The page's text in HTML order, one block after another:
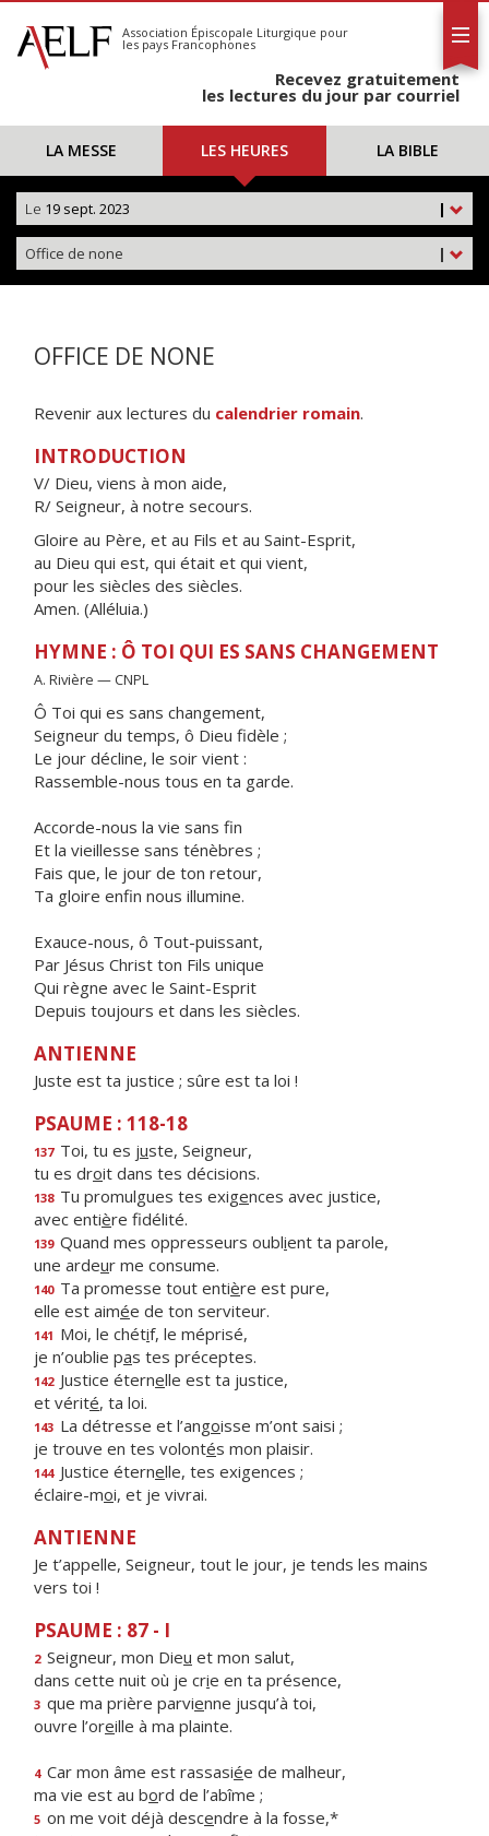
S'abonner
Calendrier
Association Épiscopale Liturgique pour
les pays Francophones
Recevez gratuitement
les lectures du jour par courriel
LA MESSE LES HEURES LA BIBLE
|
Le 19 sept. 2023
|
Office de none
OFFICE DE NONE
Revenir aux lectures du calendrier romain.
INTRODUCTION
V/ Dieu, viens à mon aide,
R/ Seigneur, à notre secours.
Gloire au Père, et au Fils et au Saint-Esprit,
au Dieu qui est, qui était et qui vient,
pour les siècles des siècles.
Amen. (Alléluia.)
HYMNE : Ô TOI QUI ES SANS CHANGEMENT
A. Rivière — CNPL
Ô Toi qui es sans changement,
Seigneur du temps, ô Dieu fidèle ;
Le jour décline, le soir vient :
Rassemble-nous tous en ta garde.
Accorde-nous la vie sans fin
Et la vieillesse sans ténèbres ;
Fais que, le jour de ton retour,
Ta gloire enfin nous illumine.
Exauce-nous, ô Tout-puissant,
Par Jésus Christ ton Fils unique
Qui règne avec le Saint-Esprit
Depuis toujours et dans les siècles.
ANTIENNE
Juste est ta justice ; sûre est ta loi !
PSAUME : 118-18
137 Toi, tu es juste, Seigneur,
tu es droit dans tes décisions.
138 Tu promulgues tes exigences avec justice,
avec entière fidélité.
139 Quand mes oppresseurs oublient ta parole,
une ardeur me consume.
140 Ta promesse tout entière est pure,
elle est aimée de ton serviteur.
141 Moi, le chétif, le méprisé,
je n’oublie pas tes préceptes.
142 Justice éternelle est ta justice,
et vérité, ta loi.
143 La détresse et l’angoisse m’ont saisi ;
je trouve en tes volontés mon plaisir.
144 Justice éternelle, tes exigences ;
éclaire-moi, et je vivrai.
ANTIENNE
Je t’appelle, Seigneur, tout le jour, je tends les mains
vers toi !
PSAUME : 87 - I
2 Seigneur, mon Dieu et mon salut,
dans cette nuit où je crie en ta présence,
3 que ma prière parvienne jusqu’à toi,
ouvre l’oreille à ma plainte.
4 Car mon âme est rassasiée de malheur,
ma vie est au bord de l’abîme ;
5 on me voit déjà descendre à la fosse,*